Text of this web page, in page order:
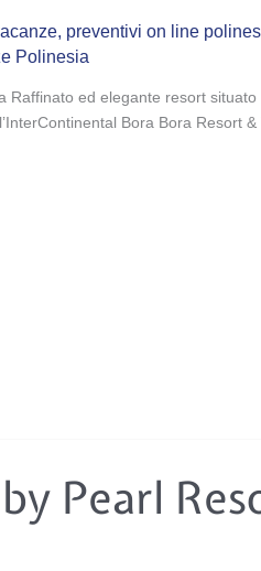
, preventivi on line
Polinesia
Raffinato ed elegante resort situato
Bora Bora Resort &
Pearl